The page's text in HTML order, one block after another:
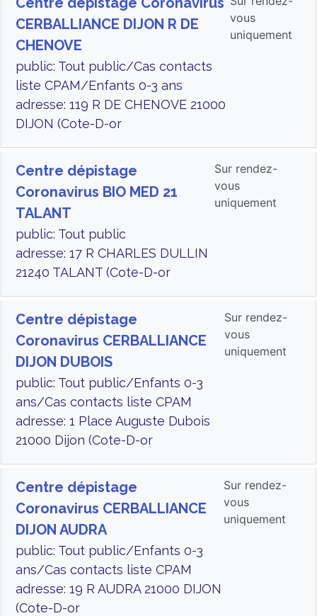
CERBALLIANCE DIJON R DE
CHENOVE
public: Tout public/Cas contacts
liste CPAM/Enfants 0-3 ans
adresse: 119 R DE CHENOVE 21000
DIJON (Cote-D-or
vous
uniquement
Centre dépistage
Coronavirus BIO MED 21
TALANT
public: Tout public
adresse: 17 R CHARLES DULLIN
21240 TALANT (Cote-D-or
Sur rendez-
vous
uniquement
Centre dépistage
Coronavirus CERBALLIANCE
DIJON DUBOIS
public: Tout public/Enfants 0-3
ans/Cas contacts liste CPAM
adresse: 1 Place Auguste Dubois
21000 Dijon (Cote-D-or
Sur rendez-
vous
uniquement
Centre dépistage
Coronavirus CERBALLIANCE
DIJON AUDRA
public: Tout public/Enfants 0-3
ans/Cas contacts liste CPAM
adresse: 19 R AUDRA 21000 DIJON
(Cote-D-or
Sur rendez-
vous
uniquement